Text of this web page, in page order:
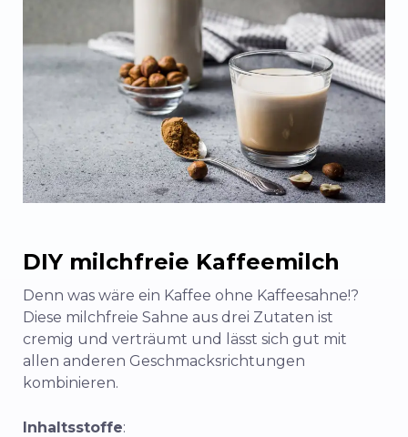
DIY milchfreie Kaffeemilch
Denn was wäre ein Kaffee ohne Kaffeesahne!?
Diese milchfreie Sahne aus drei Zutaten ist
cremig und verträumt und lässt sich gut mit
allen anderen Geschmacksrichtungen
kombinieren.
Inhaltsstoffe: